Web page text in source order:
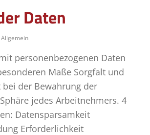
Daten
Allgemein
personenbezogenen Daten
Maße Sorgfalt und
der Bewahrung der
jedes Arbeitnehmers. 4
Datensparsamkeit
Erforderlichkeit